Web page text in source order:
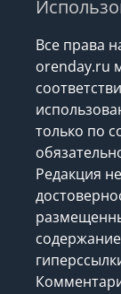
Все права
orenday.ru
только по
Редакция